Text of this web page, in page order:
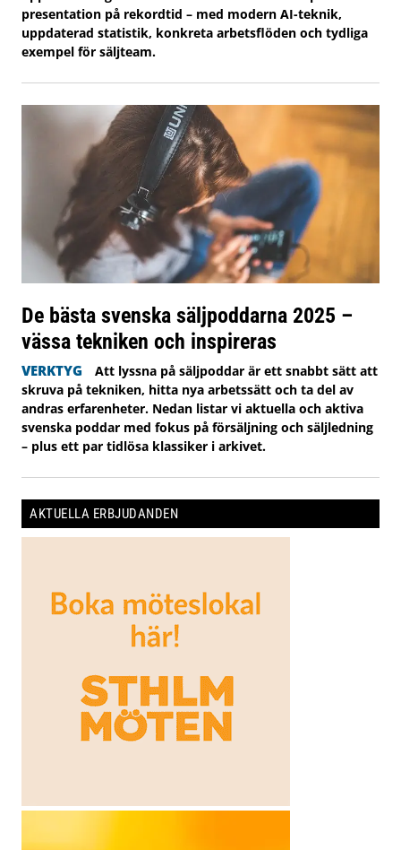
presentation på rekordtid – med modern AI-teknik,
uppdaterad statistik, konkreta arbetsflöden och tydliga
exempel för säljteam.
De bästa svenska säljpoddarna 2025 –
vässa tekniken och inspireras
VERKTYG
Att lyssna på säljpoddar är ett snabbt sätt att
skruva på tekniken, hitta nya arbetssätt och ta del av
andras erfarenheter. Nedan listar vi aktuella och aktiva
svenska poddar med fokus på försäljning och säljledning
– plus ett par tidlösa klassiker i arkivet.
AKTUELLA ERBJUDANDEN